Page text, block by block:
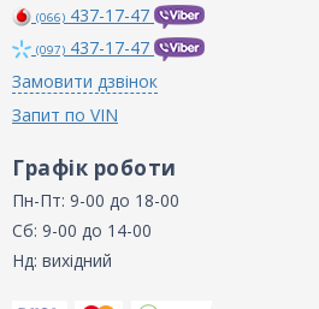
(066) 437-17-47
(097) 437-17-47
Замовити дзвінок
Запит по VIN
Графік роботи
Пн-Пт: 9-00 до 18-00
Сб: 9-00 до 14-00
Нд: вихідний